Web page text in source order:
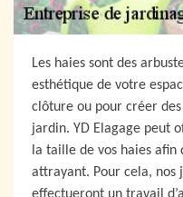
Les haies sont des
esthétique de votre
clôture ou pour créer
jardin. YD Elagage peut
la taille de vos haies
attrayant. Pour cela, nos